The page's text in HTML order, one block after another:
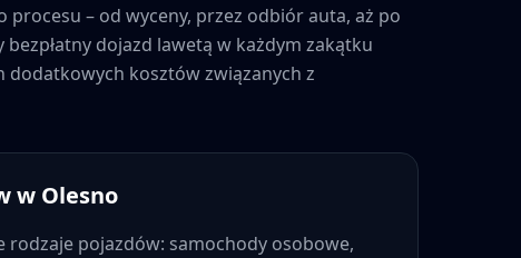
procesu – od wyceny, przez odbiór auta, aż po
dojazd lawetą w każdym zakątku
dodatkowych kosztów związanych z
w Olesno
rodzaje pojazdów: samochody osobowe,